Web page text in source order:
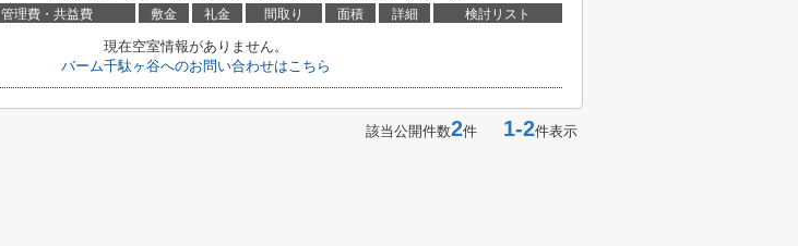
管理費・共益費 敷金 礼金 間取り 面積 詳細 検討リスト
現在空室情報がありません。
バーム千駄ヶ谷へのお問い合わせはこちら
該当公開件数2件 1-2件表示